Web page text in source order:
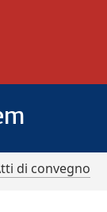
di convegno